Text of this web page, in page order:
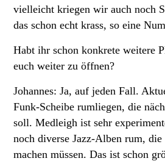
vielleicht kriegen wir auch noch
das schon echt krass, so eine
Habt ihr schon konkrete weitere
euch weiter zu öffnen?
Johannes: Ja, auf jeden Fall.
Funk-Scheibe rumliegen, die
soll. Medleigh ist sehr
noch diverse Jazz-Alben rum,
machen müssen. Das ist schon